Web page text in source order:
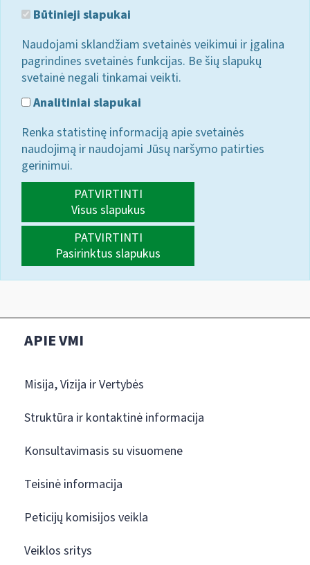
Būtinieji slapukai
Naudojami sklandžiam svetainės veikimui ir įgalina
pagrindines svetainės funkcijas. Be šių slapukų
svetainė negali tinkamai veikti.
Analitiniai slapukai
Renka statistinę informaciją apie svetainės
naudojimą ir naudojami Jūsų naršymo patirties
gerinimui.
PATVIRTINTI
Visus slapukus
PATVIRTINTI
Pasirinktus slapukus
APIE VMI
Misija, Vizija ir Vertybės
Struktūra ir kontaktinė informacija
Konsultavimasis su visuomene
Teisinė informacija
Peticijų komisijos veikla
Veiklos sritys